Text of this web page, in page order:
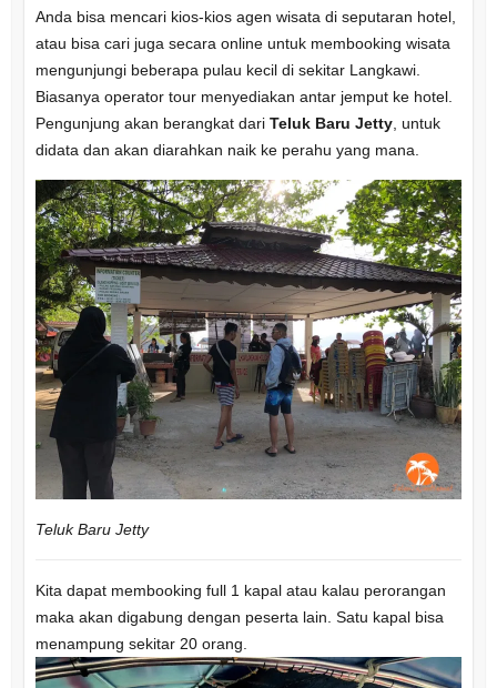
Anda bisa mencari kios-kios agen wisata di seputaran hotel,
atau bisa cari juga secara online untuk membooking wisata
mengunjungi beberapa pulau kecil di sekitar Langkawi.
Biasanya operator tour menyediakan antar jemput ke hotel.
Pengunjung akan berangkat dari Teluk Baru Jetty, untuk
didata dan akan diarahkan naik ke perahu yang mana.
Teluk Baru Jetty
Kita dapat membooking full 1 kapal atau kalau perorangan
maka akan digabung dengan peserta lain. Satu kapal bisa
menampung sekitar 20 orang.